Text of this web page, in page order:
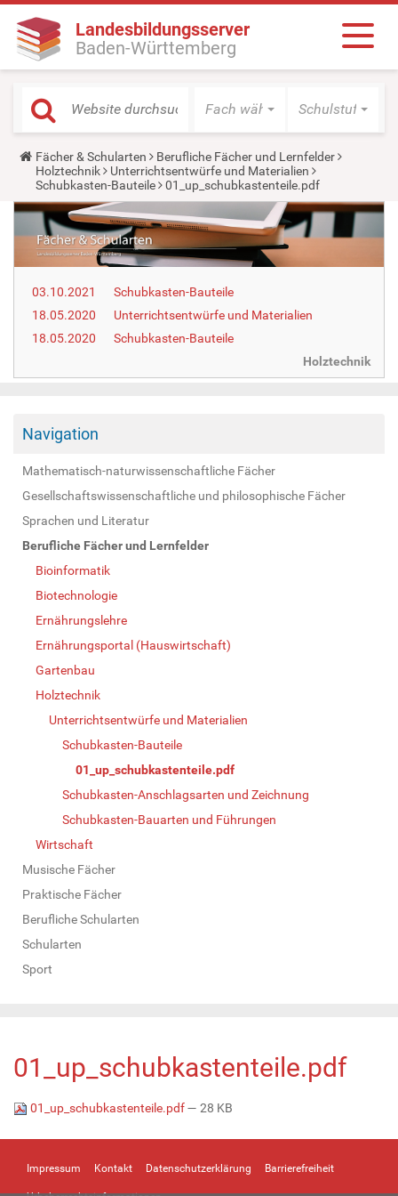
Landesbildungsserver
Baden-Württemberg
Fach wählen Schulstufe
Y
o
u
a
r
h
e
r
:
Fächer & Schularten
Berufliche Fächer und Lernfelder
Holztechnik
Unterrichtsentwürfe und Materialien
Schubkasten-Bauteile
01_up_schubkastenteile.pdf
03.10.2021
Schubkasten-Bauteile
18.05.2020
Unterrichtsentwürfe und Materialien
18.05.2020
Schubkasten-Bauteile
Holztechnik
Navigation
Mathematisch-naturwissenschaftliche Fächer
Gesellschaftswissenschaftliche und philosophische Fächer
Sprachen und Literatur
Berufliche Fächer und Lernfelder
Bioinformatik
Biotechnologie
Ernährungslehre
Ernährungsportal (Hauswirtschaft)
Gartenbau
Holztechnik
Unterrichtsentwürfe und Materialien
Schubkasten-Bauteile
01_up_schubkastenteile.pdf
Schubkasten-Anschlagsarten und Zeichnung
Schubkasten-Bauarten und Führungen
Wirtschaft
Musische Fächer
Praktische Fächer
Berufliche Schularten
Schularten
Sport
01_up_schubkastenteile.pdf
01_up_schubkastenteile.pdf— 28 KB
Impressum Kontakt Datenschutzerklärung Barrierefreiheit